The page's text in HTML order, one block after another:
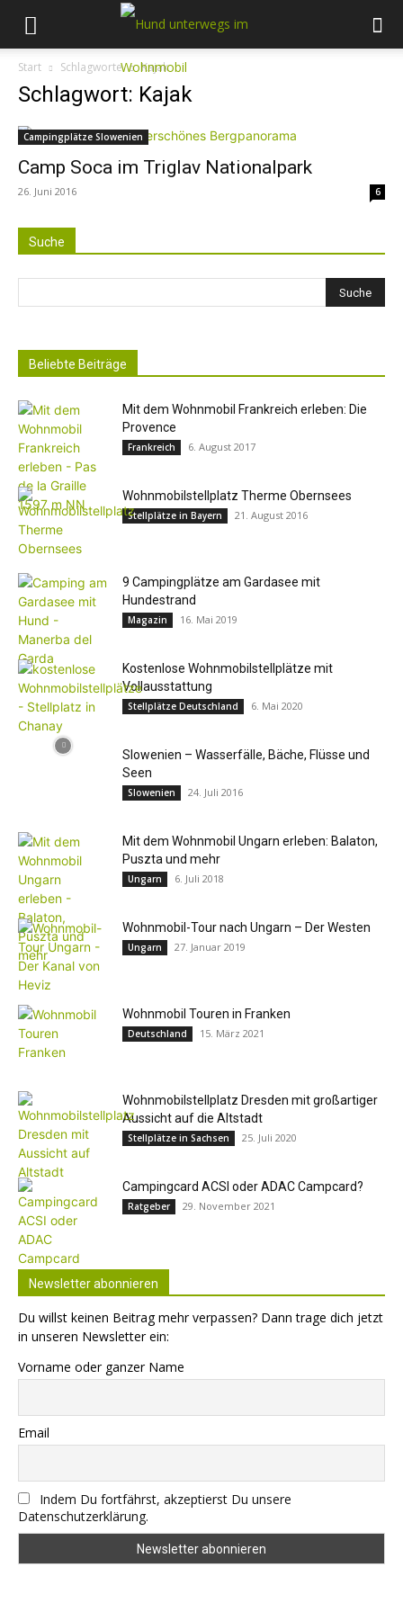
Start Schlagworte Kajak
Schlagwort: Kajak
Campingplätze Slowenien
Camp Soca im Triglav Nationalpark
26. Juni 2016 6
Suche
Beliebte Beiträge
Mit dem Wohnmobil Frankreich erleben: Die
Provence
Frankreich 6. August 2017
Wohnmobilstellplatz Therme Obernsees
Stellplätze in Bayern 21. August 2016
9 Campingplätze am Gardasee mit
Hundestrand
Magazin 16. Mai 2019
Kostenlose Wohnmobilstellplätze mit
Vollausstattung
Stellplätze Deutschland 6. Mai 2020
Slowenien – Wasserfälle, Bäche, Flüsse und
Seen
Slowenien 24. Juli 2016
Mit dem Wohnmobil Ungarn erleben: Balaton,
Puszta und mehr
Ungarn 6. Juli 2018
Wohnmobil-Tour nach Ungarn – Der Westen
Ungarn 27. Januar 2019
Wohnmobil Touren in Franken
Deutschland 15. März 2021
Wohnmobilstellplatz Dresden mit großartiger
Aussicht auf die Altstadt
Stellplätze in Sachsen 25. Juli 2020
Campingcard ACSI oder ADAC Campcard?
Ratgeber 29. November 2021
Newsletter abonnieren
Du willst keinen Beitrag mehr verpassen? Dann trage dich jetzt
in unseren Newsletter ein:
Vorname oder ganzer Name
Email
Indem Du fortfährst, akzeptierst Du unsere
Datenschutzerklärung.